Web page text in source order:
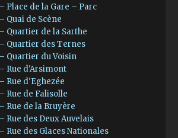
Place de la Gare – Parc
Quai de Scène
Quartier de la Sarthe
Quartier des Ternes
Quartier du Voisin
Rue d'Arsimont
Rue d'Eghezée
Rue de Falisolle
Rue de la Bruyère
Rue des Deux Auvelais
Rue des Glaces Nationales